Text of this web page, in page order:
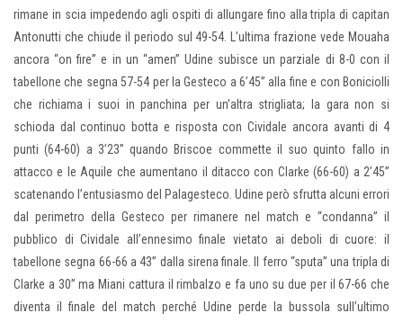
rimane in scia impedendo agli ospiti di allungare fino alla tripla di capitan
Antonutti che chiude il periodo sul 49-54. L’ultima frazione vede Mouaha
ancora “on fire” e in un “amen” Udine subisce un parziale di 8-0 con il
tabellone che segna 57-54 per la Gesteco a 6’45” alla fine e con Boniciolli
che richiama i suoi in panchina per un’altra strigliata; la gara non si
schioda dal continuo botta e risposta con Cividale ancora avanti di 4
punti (64-60) a 3’23” quando Briscoe commette il suo quinto fallo in
attacco e le Aquile che aumentano il ditacco con Clarke (66-60) a 2’45”
scatenando l’entusiasmo del Palagesteco. Udine però sfrutta alcuni errori
dal perimetro della Gesteco per rimanere nel match e “condanna” il
pubblico di Cividale all’ennesimo finale vietato ai deboli di cuore: il
tabellone segna 66-66 a 43” dalla sirena finale. Il ferro “sputa” una tripla di
Clarke a 30” ma Miani cattura il rimbalzo e fa uno su due per il 67-66 che
diventa il finale del match perché Udine perde la bussola sull’ultimo